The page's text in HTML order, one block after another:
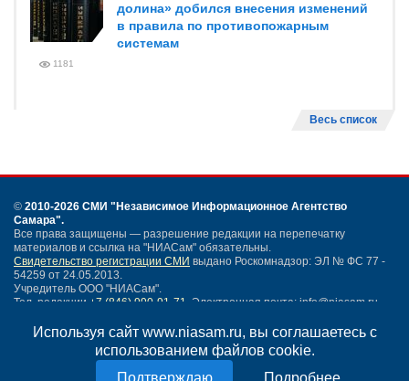
Используя сайт www.niasam.ru, вы соглашаетесь с
использованием файлов cookie.
Подробнее
долина» добился внесения изменений
в правила по противопожарным
системам
1181
Весь список
© 2010-2026 СМИ "Независимое Информационное Агентство
Самара".
Все права защищены — разрешение редакции на перепечатку
материалов и ссылка на "НИАСам" обязательны.
Свидетельство регистрации СМИ выдано Роскомнадзор: ЭЛ № ФС 77 -
54259 от 24.05.2013.
Учредитель ООО "НИАСам".
Тел. редакции +7 (846) 990-91-71. Электронная почта: info@niasam.ru
Написать письмо